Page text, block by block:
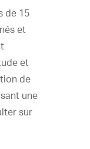
de 15
et
et
de
une
sur